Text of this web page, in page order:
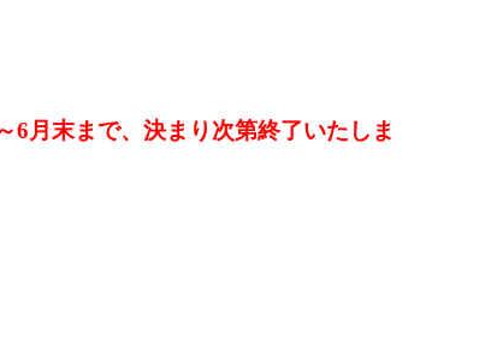
6月末まで、決まり次第終了いたしま